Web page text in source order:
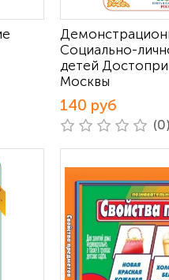
Социально-
детей
Москвы
140 руб